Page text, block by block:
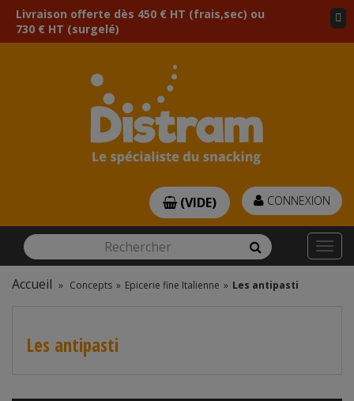
Livraison offerte dès 450 € HT (frais,sec) ou
730 € HT (surgelé)
Rechercher Rechercher
CONNEXION
(VIDE)
Accueil » Concepts » Epicerie fine Italienne » Les antipasti
Les antipasti